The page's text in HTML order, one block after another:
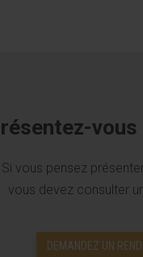
vous
Si vous pensez
vous devez consulter
DEMANDEZ UN